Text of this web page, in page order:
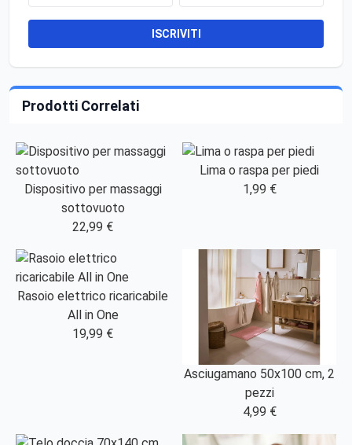
ISCRIVITI
Prodotti Correlati
Dispositivo per massaggi
sottovuoto
22,99 €
Lima o raspa per piedi
1,99 €
Rasoio elettrico ricaricabile
All in One
19,99 €
Asciugamano 50x100 cm, 2
pezzi
4,99 €